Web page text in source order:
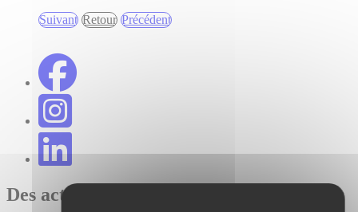
Suivant Retour Précédent
Des acteurs mobiles proches de chez vous